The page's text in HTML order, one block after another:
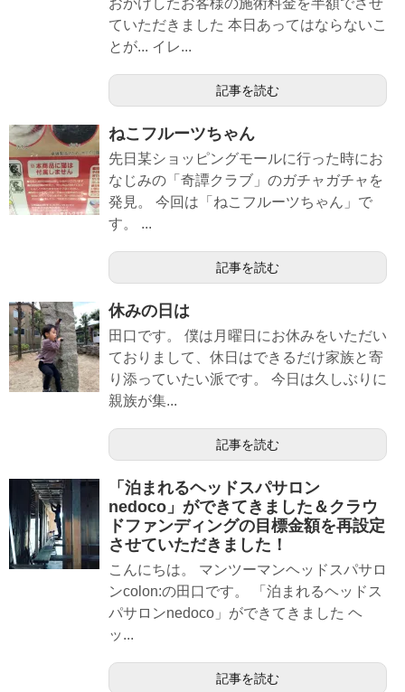
ていただきました 本日あってはならないこ
とが... イレ...
記事を読む
ねこフルーツちゃん
先日某ショッピングモールに行った時にお
なじみの「奇譚クラブ」のガチャガチャを
発見。 今回は「ねこフルーツちゃん」で
す。 ...
記事を読む
休みの日は
田口です。 僕は月曜日にお休みをいただい
ておりまして、休日はできるだけ家族と寄
り添っていたい派です。 今日は久しぶりに
親族が集...
記事を読む
「泊まれるヘッドスパサロン
nedoco」ができてきました＆クラウ
ドファンディングの目標金額を再設定
させていただきました！
こんにちは。 マンツーマンヘッドスパサロ
ンcolon:の田口です。 「泊まれるヘッドス
パサロンnedoco」ができてきました ヘ
ッ...
記事を読む